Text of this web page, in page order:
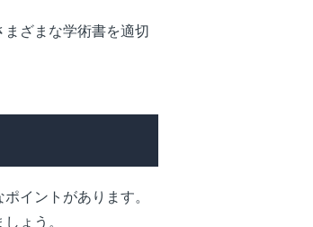
ざまな学術書を適切
イントがあります。
ょう。